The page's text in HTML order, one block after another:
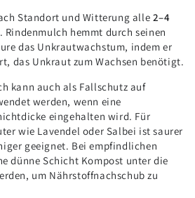
Standort und Witterung alle 2–4
Rindenmulch hemmt durch seinen
das Unkrautwachstum, indem er
das Unkraut zum Wachsen benötigt.
kann auch als Fallschutz auf
werden, wenn eine
eingehalten wird. Für
wie Lavendel oder Salbei ist saurer
geeignet. Bei empfindlichen
dünne Schicht Kompost unter die
um Nährstoffnachschub zu